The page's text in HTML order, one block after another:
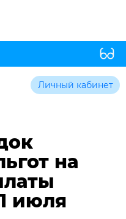
Личный кабинет
на
июля